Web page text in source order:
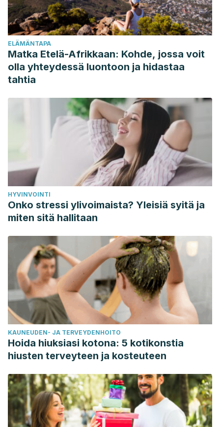
Lemperle, G., Holmes, R. E., Cohen, S. R., & Lemperle, S. M.
(2001). A classification of facial wrinkles. Plastic and
Reconstructive Surgery. https://doi.org/10.1097/00006534-
200111000-00048
ELÄMÄNTAPA
Matka Etelä-Afrikkaan: Kohde, jossa voit
olla yhteydessä luontoon ja hidastaa
tahtia
HYVINVOINTI
Onko stressi ylivoimaista? Yleisiä syitä ja
miten sitä hallitaan
KAUNEUDEN- JA TERVEYDENHOITO
Hoida hiuksiasi kotona: 5 kotikonstia
hiusten terveyteen ja kosteuteen